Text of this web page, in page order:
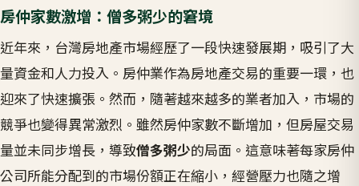
房仲家數激增：僧多粥少的窘境
近年來，台灣房地產市場經歷了一段快速發展期，吸引了大
量資金和人力投入。房仲業作為房地產交易的重要一環，也
迎來了快速擴張。然而，隨著越來越多的業者加入，市場的
競爭也變得異常激烈。雖然房仲家數不斷增加，但房屋交易
量並未同步增長，導致僧多粥少的局面。這意味著每家房仲
公司所能分配到的市場份額正在縮小，經營壓力也隨之增